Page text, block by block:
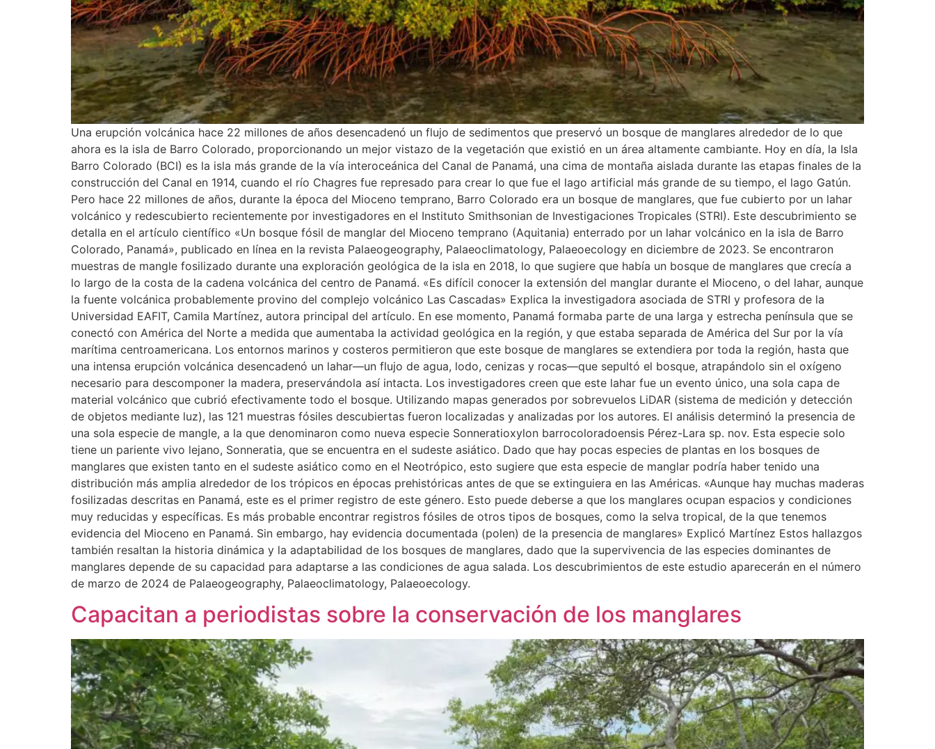
Una erupción volcánica hace 22 millones de años desencadenó un flujo de sedimentos que preservó un bosque de manglares alrededor de lo que
ahora es la isla de Barro Colorado, proporcionando un mejor vistazo de la vegetación que existió en un área altamente cambiante. Hoy en día, la Isla
Barro Colorado (BCI) es la isla más grande de la vía interoceánica del Canal de Panamá, una cima de montaña aislada durante las etapas finales de la
construcción del Canal en 1914, cuando el río Chagres fue represado para crear lo que fue el lago artificial más grande de su tiempo, el lago Gatún.
Pero hace 22 millones de años, durante la época del Mioceno temprano, Barro Colorado era un bosque de manglares, que fue cubierto por un lahar
volcánico y redescubierto recientemente por investigadores en el Instituto Smithsonian de Investigaciones Tropicales (STRI). Este descubrimiento se
detalla en el artículo científico «Un bosque fósil de manglar del Mioceno temprano (Aquitania) enterrado por un lahar volcánico en la isla de Barro
Colorado, Panamá», publicado en línea en la revista Palaeogeography, Palaeoclimatology, Palaeoecology en diciembre de 2023. Se encontraron
muestras de mangle fosilizado durante una exploración geológica de la isla en 2018, lo que sugiere que había un bosque de manglares que crecía a
lo largo de la costa de la cadena volcánica del centro de Panamá. «Es difícil conocer la extensión del manglar durante el Mioceno, o del lahar, aunque
la fuente volcánica probablemente provino del complejo volcánico Las Cascadas» Explica la investigadora asociada de STRI y profesora de la
Universidad EAFIT, Camila Martínez, autora principal del artículo. En ese momento, Panamá formaba parte de una larga y estrecha península que se
conectó con América del Norte a medida que aumentaba la actividad geológica en la región, y que estaba separada de América del Sur por la vía
marítima centroamericana. Los entornos marinos y costeros permitieron que este bosque de manglares se extendiera por toda la región, hasta que
una intensa erupción volcánica desencadenó un lahar—un flujo de agua, lodo, cenizas y rocas—que sepultó el bosque, atrapándolo sin el oxígeno
necesario para descomponer la madera, preservándola así intacta. Los investigadores creen que este lahar fue un evento único, una sola capa de
material volcánico que cubrió efectivamente todo el bosque. Utilizando mapas generados por sobrevuelos LiDAR (sistema de medición y detección
de objetos mediante luz), las 121 muestras fósiles descubiertas fueron localizadas y analizadas por los autores. El análisis determinó la presencia de
una sola especie de mangle, a la que denominaron como nueva especie Sonneratioxylon barrocoloradoensis Pérez-Lara sp. nov. Esta especie solo
tiene un pariente vivo lejano, Sonneratia, que se encuentra en el sudeste asiático. Dado que hay pocas especies de plantas en los bosques de
manglares que existen tanto en el sudeste asiático como en el Neotrópico, esto sugiere que esta especie de manglar podría haber tenido una
distribución más amplia alrededor de los trópicos en épocas prehistóricas antes de que se extinguiera en las Américas. «Aunque hay muchas maderas
fosilizadas descritas en Panamá, este es el primer registro de este género. Esto puede deberse a que los manglares ocupan espacios y condiciones
muy reducidas y específicas. Es más probable encontrar registros fósiles de otros tipos de bosques, como la selva tropical, de la que tenemos
evidencia del Mioceno en Panamá. Sin embargo, hay evidencia documentada (polen) de la presencia de manglares» Explicó Martínez Estos hallazgos
también resaltan la historia dinámica y la adaptabilidad de los bosques de manglares, dado que la supervivencia de las especies dominantes de
manglares depende de su capacidad para adaptarse a las condiciones de agua salada. Los descubrimientos de este estudio aparecerán en el número
de marzo de 2024 de Palaeogeography, Palaeoclimatology, Palaeoecology.
Capacitan a periodistas sobre la conservación de los manglares